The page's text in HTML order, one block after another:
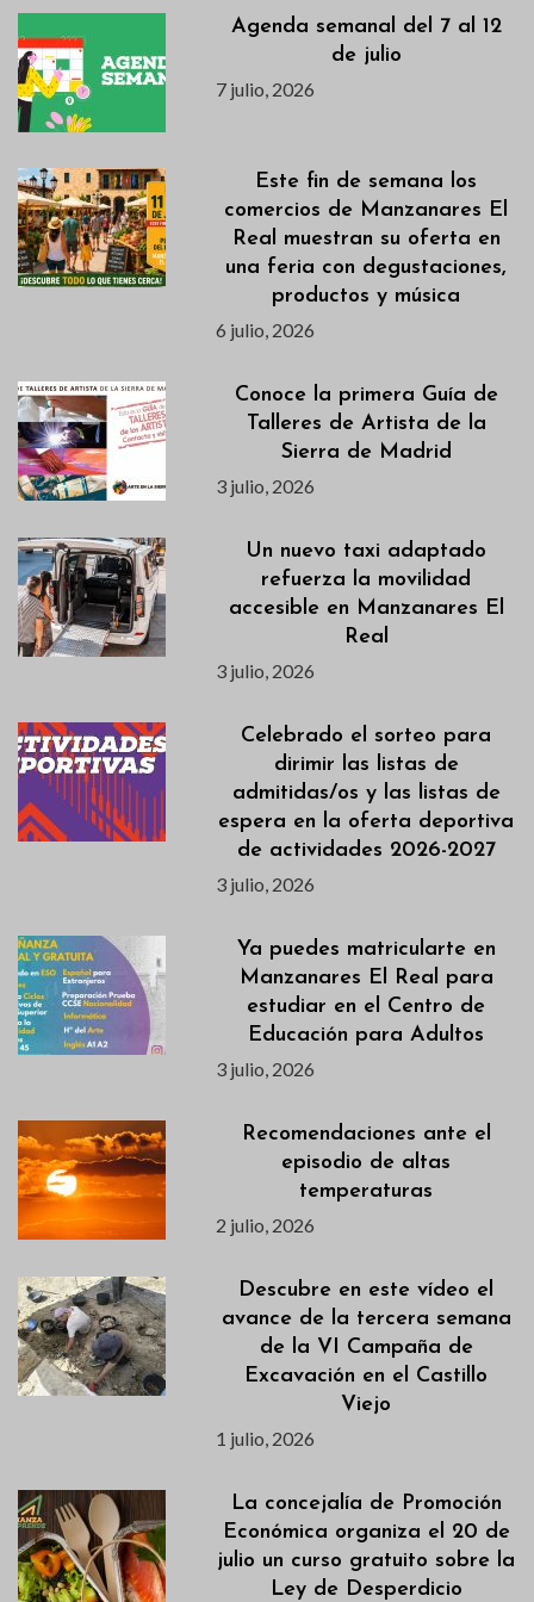
Agenda semanal del 7 al 12
de julio
7 julio, 2026
Este fin de semana los
comercios de Manzanares El
Real muestran su oferta en
una feria con degustaciones,
productos y música
6 julio, 2026
Conoce la primera Guía de
Talleres de Artista de la
Sierra de Madrid
3 julio, 2026
Un nuevo taxi adaptado
refuerza la movilidad
accesible en Manzanares El
Real
3 julio, 2026
Celebrado el sorteo para
dirimir las listas de
admitidas/os y las listas de
espera en la oferta deportiva
de actividades 2026-2027
3 julio, 2026
Ya puedes matricularte en
Manzanares El Real para
estudiar en el Centro de
Educación para Adultos
3 julio, 2026
Recomendaciones ante el
episodio de altas
temperaturas
2 julio, 2026
Descubre en este vídeo el
avance de la tercera semana
de la VI Campaña de
Excavación en el Castillo
Viejo
1 julio, 2026
La concejalía de Promoción
Económica organiza el 20 de
julio un curso gratuito sobre la
Ley de Desperdicio